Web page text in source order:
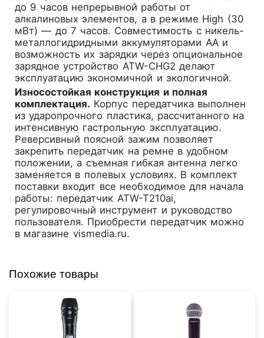
до 9 часов непрерывной работы от
алкалиновых элементов, а в режиме High (30
мВт) — до 7 часов. Совместимость с никель-
металлогидридными аккумуляторами AA и
возможность их зарядки через опциональное
зарядное устройство ATW-CHG2 делают
эксплуатацию экономичной и экологичной.
Износостойкая конструкция и полная
комплектация. Корпус передатчика выполнен
из ударопрочного пластика, рассчитанного на
интенсивную гастрольную эксплуатацию.
Реверсивный поясной зажим позволяет
закрепить передатчик на ремне в удобном
положении, а съемная гибкая антенна легко
заменяется в полевых условиях. В комплект
поставки входит все необходимое для начала
работы: передатчик ATW-T210ai,
регулировочный инструмент и руководство
пользователя. Приобрести передатчик можно
в магазине vismedia.ru.
Похожие товары